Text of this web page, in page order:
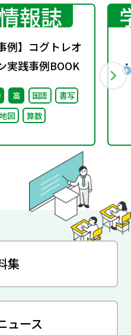
報誌
例】コグトレオ
実践事例BOOK
高 国語
書写
地図 算数
集
ュース